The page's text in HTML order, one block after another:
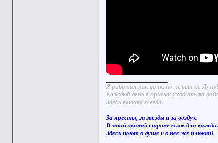
Я работал как волк, но не выл на Луну!
Каждый день я привык уходить на
Здесь воюют всегда.
За кресты, за звезды и за воздух.
В этой пьяной стране есть для
Здесь поют о душе и в нее же плюют!